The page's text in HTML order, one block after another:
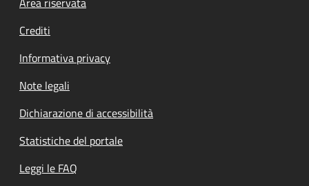
Crediti
Informativa privacy
Note legali
Dichiarazione di accessibilità
Statistiche del portale
Leggi le FAQ